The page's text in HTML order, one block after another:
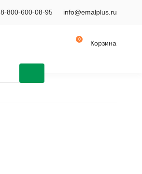
8-800-600-08-95 info@emalplus.ru
Корзина